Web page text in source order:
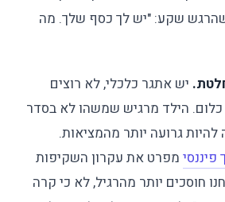
שקע: "יש לך כסף שלך. מה
יש אתגר כלכלי, לא רוצים
הילד מרגיש שמשהו לא בסדר
גרועה יותר מהמציאות.
מפרט את עקרון השקיפות
חוסכים יותר מהרגיל, לא כי קרה